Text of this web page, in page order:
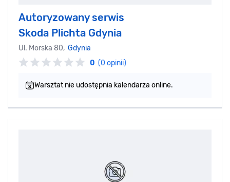
Autoryzowany serwis
Skoda Plichta Gdynia
Ul. Morska 80, Gdynia
0 (0 opinii)
Warsztat nie udostępnia kalendarza online.